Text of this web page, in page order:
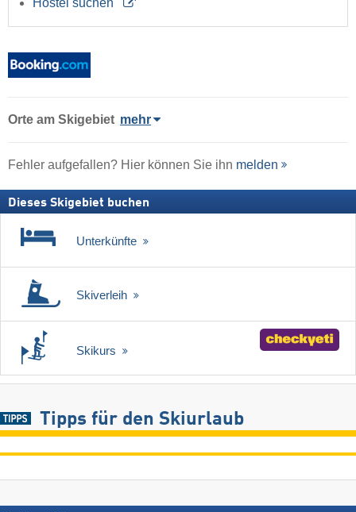
Orte am Skigebiet mehr
Fehler aufgefallen? Hier können Sie ihn melden
Dieses Skigebiet buchen
Unterkünfte
Skiverleih
Skikurs
Tipps für den Skiurlaub